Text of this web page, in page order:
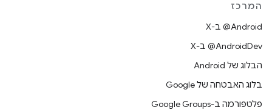
המרכז
‫‎@Android ב-X
‫‎@AndroidDev ב-X
הבלוג של Android
בלוג האבטחה של Google
פלטפורמה ב-Google Groups